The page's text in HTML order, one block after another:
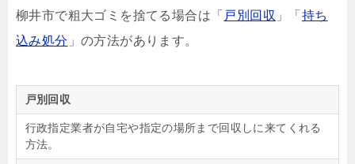
柳井市で粗大ゴミを捨てる場合は「 戸別回収 」「 持ち
込み処分 」の方法があります。
戸別回収
行政指定業者が自宅や指定の場所まで回収しに来てくれる
方法。